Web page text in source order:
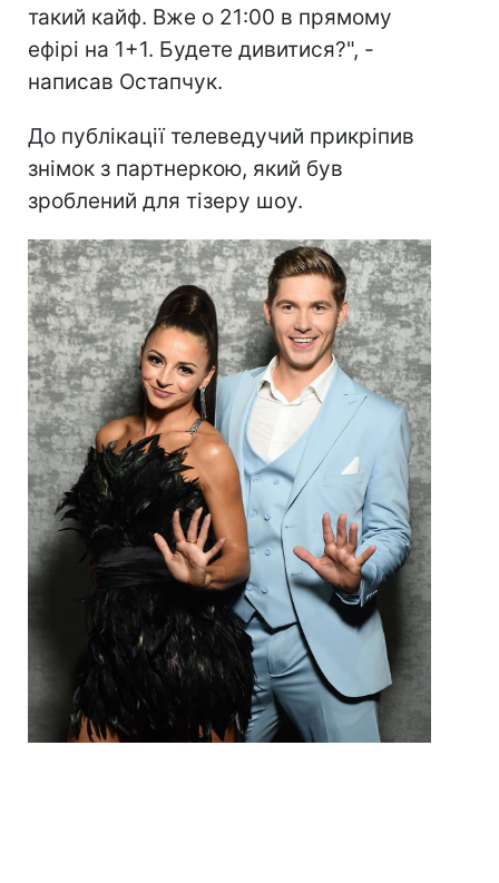
такий кайф. Вже о 21:00 в прямому
ефірі на 1+1. Будете дивитися?", -
написав Остапчук.
До публікації телеведучий прикріпив
знімок з партнеркою, який був
зроблений для тізеру шоу.